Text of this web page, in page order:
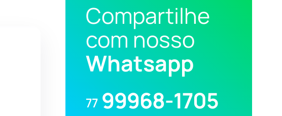
Compartilhe
com nosso
Whatsapp
77 99968-1705